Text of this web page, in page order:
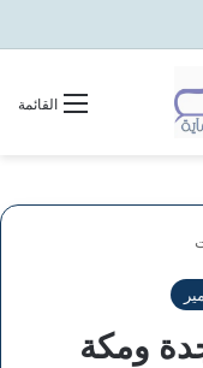
القائمة
ومكة